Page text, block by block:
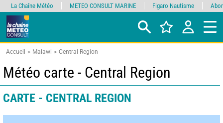
Accueil Malawi Central Region
Météo carte - Central Region
CARTE - CENTRAL REGION
La Chaîne Météo METEO CONSULT MARINE Figaro Nautisme